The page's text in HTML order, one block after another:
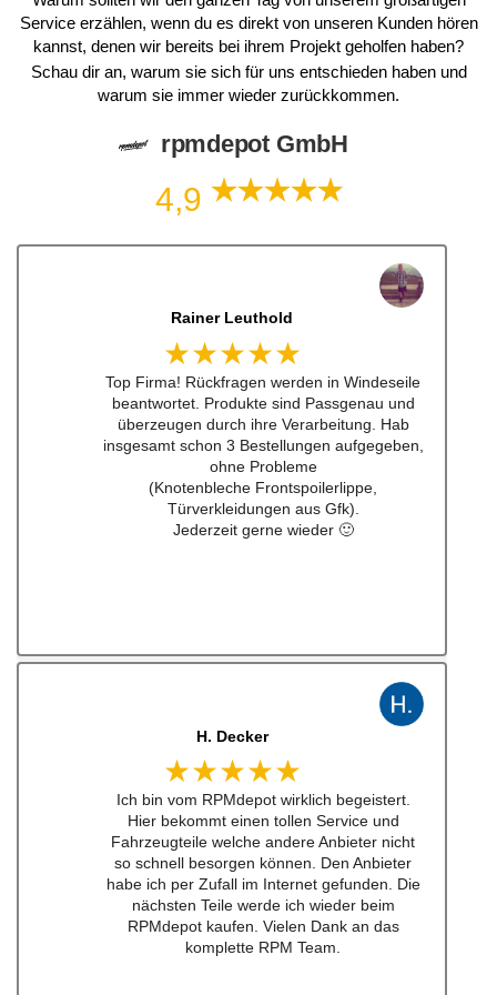
Service erzählen, wenn du es direkt von unseren Kunden hören
kannst, denen wir bereits bei ihrem Projekt geholfen haben?
Schau dir an, warum sie sich für uns entschieden haben und
warum sie immer wieder zurückkommen.
rpmdepot GmbH
4,9
Dennis Lorenz (Inch)
★★★★★
Schneller Versandt, Top Qualität immerwieder
gerne bei euch #w201Commumity
J. B
★★★★★
Kann man zu 100% empfehlen. Habe einen
Schalthebel für einen w201 16v besteht.
Lieferung schnell und Konversation top.
Qualität der Teile ist wirklich top!!!
Empfehe ich sehr gerne weiter.
Ich werde bei zukünftigen Projekten hier als
erstes schauen. Mega Auswahl!
Immer gerne wieder:-)